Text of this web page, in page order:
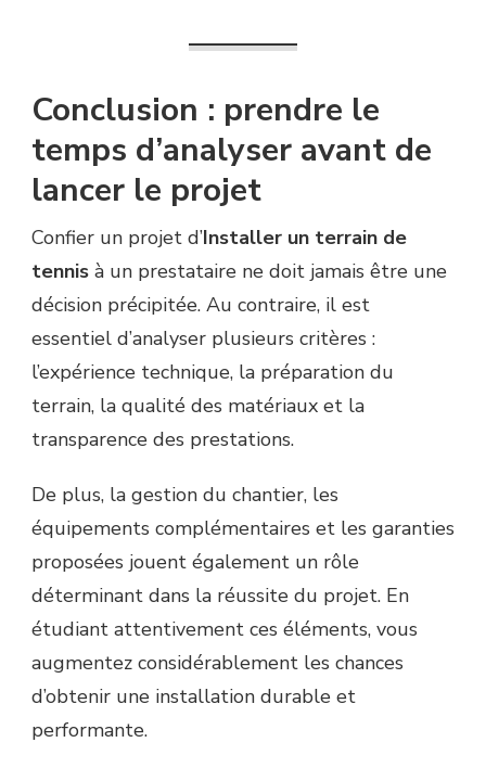
Conclusion : prendre le
temps d’analyser avant de
lancer le projet
Confier un projet d’Installer un terrain de
tennis à un prestataire ne doit jamais être une
décision précipitée. Au contraire, il est
essentiel d’analyser plusieurs critères :
l’expérience technique, la préparation du
terrain, la qualité des matériaux et la
transparence des prestations.
De plus, la gestion du chantier, les
équipements complémentaires et les garanties
proposées jouent également un rôle
déterminant dans la réussite du projet. En
étudiant attentivement ces éléments, vous
augmentez considérablement les chances
d’obtenir une installation durable et
performante.